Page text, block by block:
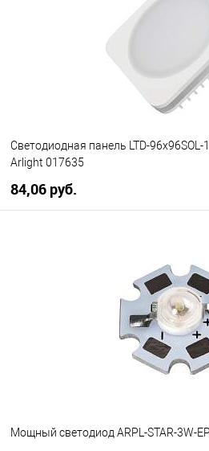
Светодиодная панель LTD-
Arlight 017635
84,06 pуб.
Мощный светодиод ARPL-STAR-3W-